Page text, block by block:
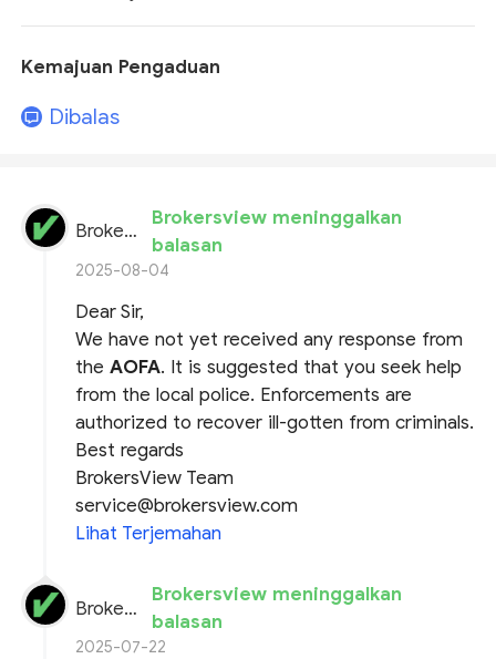
Kemajuan Pengaduan
Dibalas
BrokersView
Brokersview meninggalkan
balasan
2025-08-04
Dear Sir,
We have not yet received any response from
theAOFA. It is suggested that you seek help
from the local police. Enforcements are
authorized to recover ill-gotten from criminals.
Best regards
BrokersView Team
service@brokersview.com
Lihat Terjemahan
BrokersView
Brokersview meninggalkan
balasan
2025-07-22